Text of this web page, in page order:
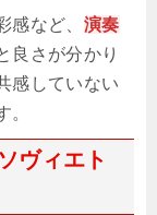
感など、 演奏
良さが分かり
感していない
。
ヴィエト